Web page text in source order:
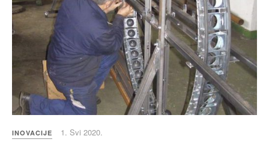
INOVACIJE 1. Svi 2020.